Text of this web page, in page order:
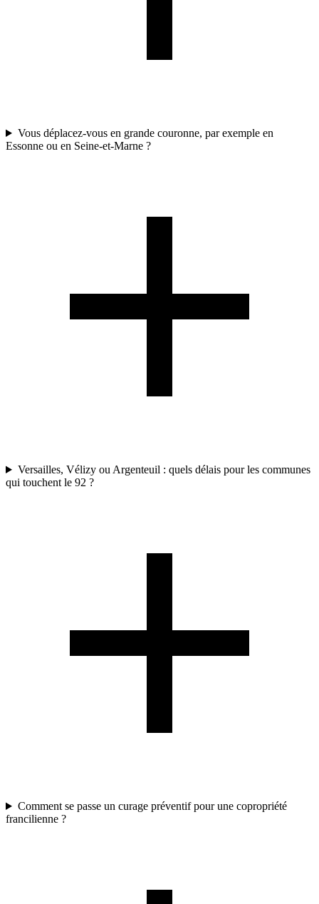
Vous déplacez-vous en grande couronne, par exemple en
Essonne ou en Seine-et-Marne ?
Versailles, Vélizy ou Argenteuil : quels délais pour les communes
qui touchent le 92 ?
Comment se passe un curage préventif pour une copropriété
francilienne ?